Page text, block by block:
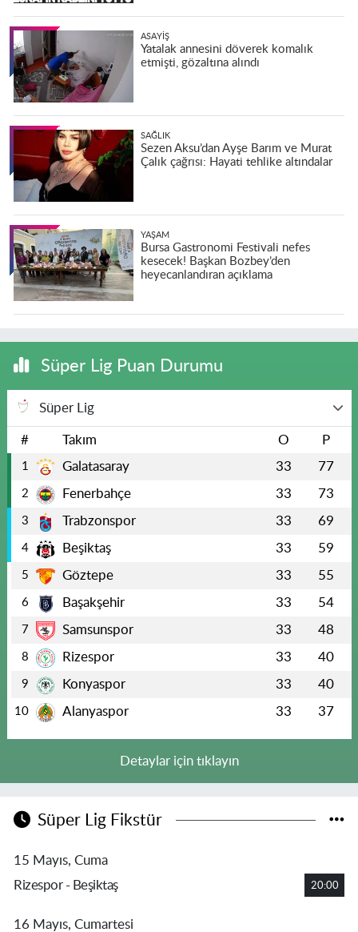
ASAYIŞ
Yatalak annesini döverek komalık
etmişti, gözaltına alındı
SAĞLIK
Sezen Aksu’dan Ayşe Barım ve Murat
Çalık çağrısı: Hayati tehlike altındalar
YAŞAM
Bursa Gastronomi Festivali nefes
kesecek! Başkan Bozbey’den
heyecanlandıran açıklama
Süper Lig Puan Durumu
Süper Lig
# Takım O P
1 Galatasaray 33 77
2 Fenerbahçe 33 73
3 Trabzonspor 33 69
4 Beşiktaş 33 59
5 Göztepe 33 55
6 Başakşehir 33 54
7 Samsunspor 33 48
8 Rizespor 33 40
9 Konyaspor 33 40
10 Alanyaspor 33 37
Detaylar için tıklayın
Süper Lig Fikstür
15 Mayıs, Cuma
Rizespor - Beşiktaş
20:00
16 Mayıs, Cumartesi